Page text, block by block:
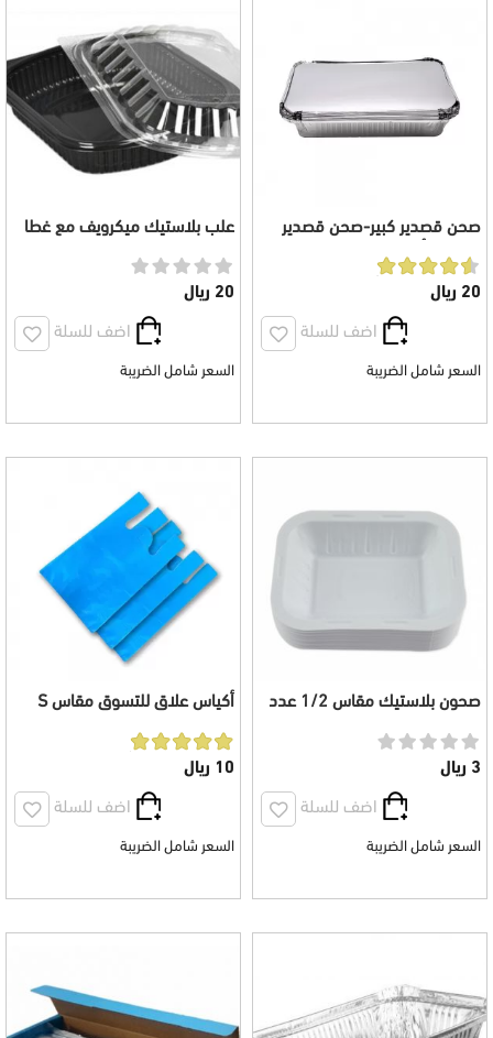
صحن قصدير كبير-صحن قصدير
مع غطا أبيض كبير عدد 12 صحن
20 ريال
اضف للسلة
السعر شامل الضريبة
علب بلاستيك ميكرويف مع غطا
20 ريال
اضف للسلة
السعر شامل الضريبة
صحون بلاستيك مقاس 1/2 عدد
3 ريال
اضف للسلة
السعر شامل الضريبة
أكياس علاق للتسوق مقاس S
10 ريال
اضف للسلة
السعر شامل الضريبة